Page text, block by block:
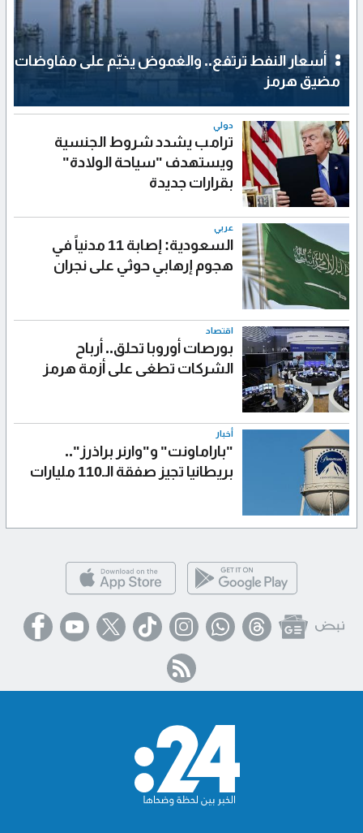
أسعار النفط ترتفع.. والغموض يخيّم على مفاوضات
مضيق هرمز
دولي
ترامب يشدد شروط الجنسية
ويستهدف "سياحة الولادة"
بقرارات جديدة
عربي
السعودية: إصابة 11 مدنياً في
هجوم إرهابي حوثي على نجران
اقتصاد
بورصات أوروبا تحلق.. أرباح
الشركات تطغى على أزمة هرمز
أخبار
"باراماونت" و"وارنر براذرز"..
بريطانيا تجيز صفقة الـ110 مليارات